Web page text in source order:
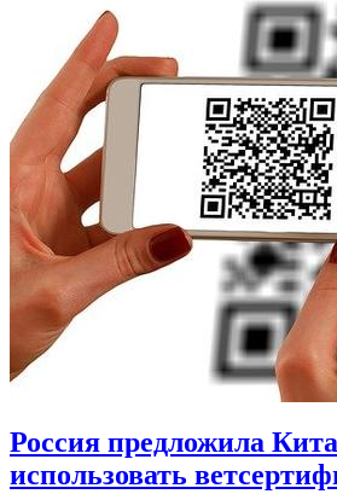
Россия предложила
использовать